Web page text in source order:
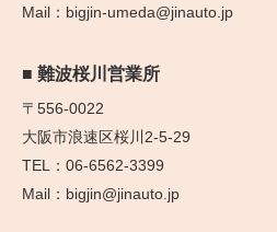
bigjin-umeda@jinauto.jp
難波桜川営業所
〒556-0022
大阪市浪速区桜川2-5-29
06-6562-3399
bigjin@jinauto.jp